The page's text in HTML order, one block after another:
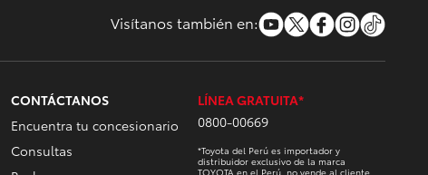
Visítanos también en:
CONTÁCTANOS
Encuentra tu concesionario
Consultas
LÍNEA GRATUITA*
0800-00669
*Toyota del Perú es importador y
distribuidor exclusivo de la marca
TOYOTA en el Perú, no vende al cliente